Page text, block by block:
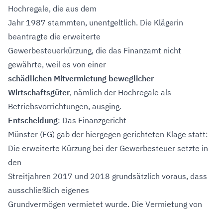
Hochregale, die aus dem
Jahr 1987 stammten, unentgeltlich. Die Klägerin
beantragte die erweiterte
Gewerbesteuerkürzung, die das Finanzamt nicht
gewährte, weil es von einer
schädlichen Mitvermietung beweglicher
Wirtschaftsgüter, nämlich der Hochregale als
Betriebsvorrichtungen, ausging.
Entscheidung: Das Finanzgericht
Münster (FG) gab der hiergegen gerichteten Klage statt:
Die erweiterte Kürzung bei der Gewerbesteuer setzte in
den
Streitjahren 2017 und 2018 grundsätzlich voraus, dass
ausschließlich eigenes
Grundvermögen vermietet wurde. Die Vermietung von